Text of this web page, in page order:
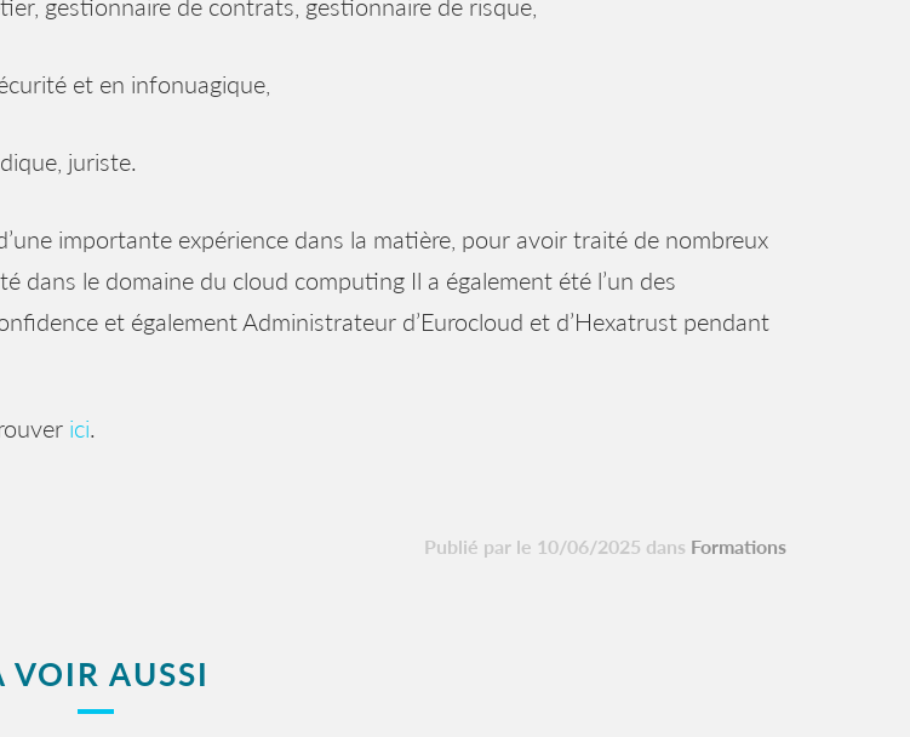
gestionnaire de contrats, gestionnaire de risque,
et en infonuagique,
juriste.
importante expérience dans la matière, pour avoir traité de nombreux
dans le domaine du cloud computing Il a également été l’un des
et également Administrateur d’Eurocloud et d’Hexatrust pendant
ici.
Publié par le 10/06/2025 dans Formations
VOIR AUSSI